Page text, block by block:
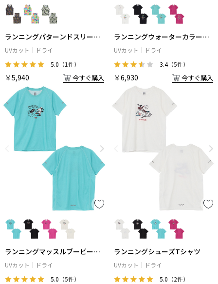
ランニングパターンドスリーブ
レスシャツ
UVカット
ドライ
5.0 （1件）
￥5,940 今すぐ購入
ランニングウォーターカラーブ
ービーTシャツ
UVカット
ドライ
3.4（5件）
￥6,930 今すぐ購入
ランニングマッスルブービーT
シャツ
UVカット
ドライ
5.0 （5件）
ランニングシューズTシャツ
UVカット
ドライ
5.0 （2件）